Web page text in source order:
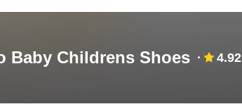
Baby Childrens Shoes 4.92